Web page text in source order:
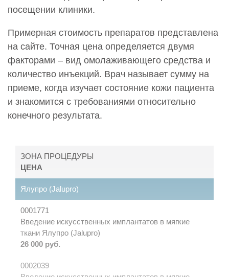
посещении клиники.
Примерная стоимость препаратов представлена
на сайте. Точная цена определяется двумя
факторами – вид омолаживающего средства и
количество инъекций. Врач называет сумму на
приеме, когда изучает состояние кожи пациента
и знакомится с требованиями относительно
конечного результата.
ЗОНА ПРОЦЕДУРЫ
ЦЕНА
Ялупро (Jalupro)
0001771
Введение искусственных имплантатов в мягкие
ткани Ялупро (Jalupro)
26 000 руб.
0002039